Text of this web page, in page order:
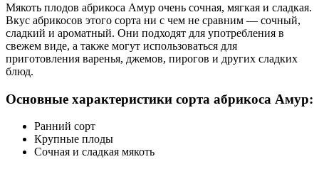
Мякоть плодов абрикоса Амур очень сочная, мягкая и сладкая.
Вкус абрикосов этого сорта ни с чем не сравним — сочный,
сладкий и ароматный. Они подходят для употребления в
свежем виде, а также могут использоваться для
приготовления варенья, джемов, пирогов и других сладких
блюд.
Основные характеристики сорта абрикоса Амур:
Ранний сорт
Крупные плоды
Сочная и сладкая мякоть